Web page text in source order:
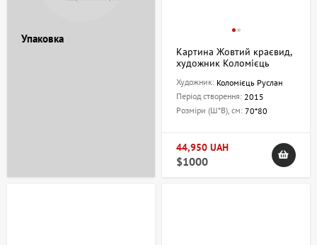
Упаковка
Картина Жовтий краєвид,
художник Коломієць
Художник: Коломієць Руслан
Період створення: 2015
Розміри (Ш*В), см: 70*80
44,950 UAH
$1000